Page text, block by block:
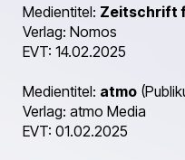
Medientitel: Zeitschrift
Verlag: Nomos
EVT: 14.02.2025
Medientitel: atmo
Verlag: atmo Media
EVT: 01.02.2025